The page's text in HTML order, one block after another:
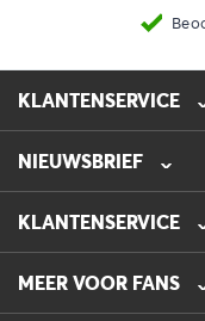
KLANTENSERVICE
0475-218632
NIEUWSBRIEF
KLANTENSERVICE
Bestellen
Betalen
Verzenden
MEER VOOR FANS
Veelgestelde vragen –